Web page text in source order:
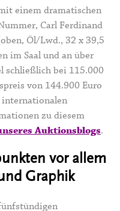
einem dramatischen
Carl Ferdinand
Öl/Lwd., 32 x 39,5
im Saal und an über
schließlich bei 115.000
von 144.900 Euro
internationalen
zu diesem
Auktionsblogs.
vor allem
Graphik